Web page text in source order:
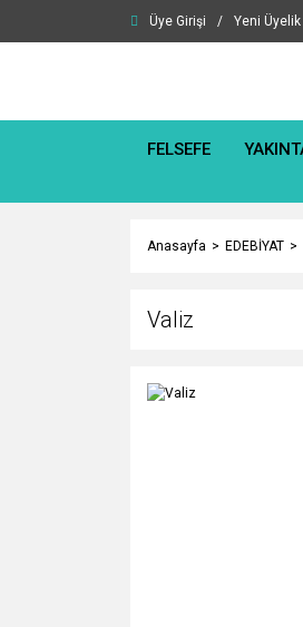
Üye Girişi / Yeni Üyelik
FELSEFE
Anasayfa EDEBİYAT
Valiz